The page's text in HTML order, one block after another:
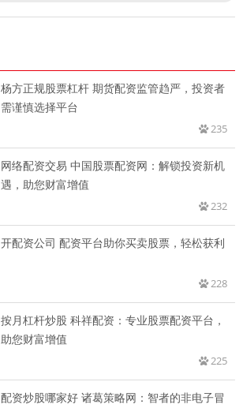
杨方正规股票杠杆 期货配资监管趋严，投资者
需谨慎选择平台
235
网络配资交易 中国股票配资网：解锁投资新机
遇，助您财富增值
232
开配资公司 配资平台助你买卖股票，轻松获利
228
按月杠杆炒股 科祥配资：专业股票配资平台，
助您财富增值
225
配资炒股哪家好 诸葛策略网：智者的非电子冒